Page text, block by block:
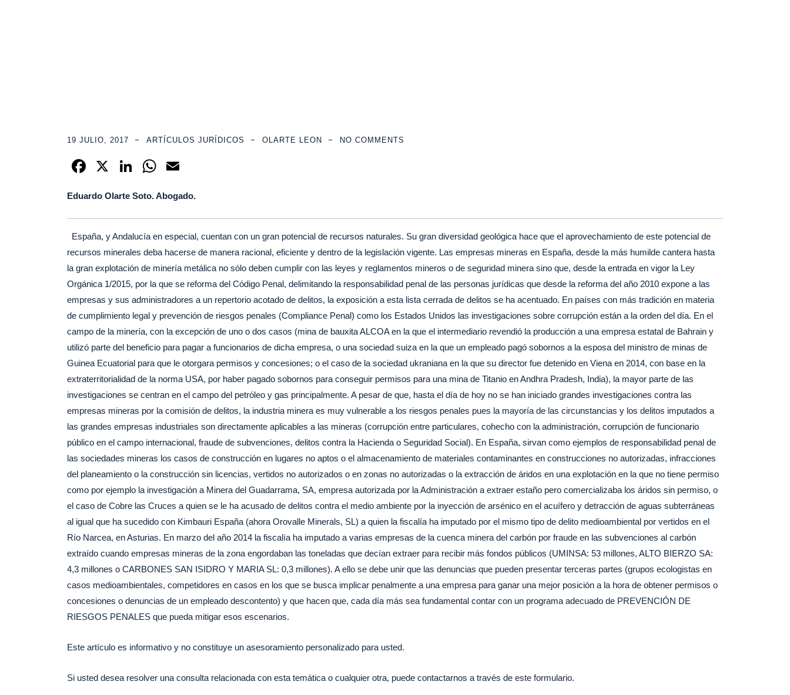
19 JULIO, 2017 ARTÍCULOS JURÍDICOS OLARTE LEON NO COMMENTS
F
c
e
b
o
o
k
X
Li
k
e
dI
n
W
at
s
A
p
p
ail
Eduardo Olarte Soto. Abogado.
España, y Andalucía en especial, cuentan con un gran potencial de recursos naturales. Su gran diversidad geológica hace que el aprovechamiento de este potencial de
recursos minerales deba hacerse de manera racional, eficiente y dentro de la legislación vigente. Las empresas mineras en España, desde la más humilde cantera hasta
la gran explotación de minería metálica no sólo deben cumplir con las leyes y reglamentos mineros o de seguridad minera sino que, desde la entrada en vigor la Ley
Orgánica 1/2015, por la que se reforma del Código Penal, delimitando la responsabilidad penal de las personas jurídicas que desde la reforma del año 2010 expone a las
empresas y sus administradores a un repertorio acotado de delitos, la exposición a esta lista cerrada de delitos se ha acentuado. En países con más tradición en materia
de cumplimiento legal y prevención de riesgos penales (Compliance Penal) como los Estados Unidos las investigaciones sobre corrupción están a la orden del día. En el
campo de la minería, con la excepción de uno o dos casos (mina de bauxita ALCOA en la que el intermediario revendió la producción a una empresa estatal de Bahrain y
utilizó parte del beneficio para pagar a funcionarios de dicha empresa, o una sociedad suiza en la que un empleado pagó sobornos a la esposa del ministro de minas de
Guinea Ecuatorial para que le otorgara permisos y concesiones; o el caso de la sociedad ukraniana en la que su director fue detenido en Viena en 2014, con base en la
extraterritorialidad de la norma USA, por haber pagado sobornos para conseguir permisos para una mina de Titanio en Andhra Pradesh, India), la mayor parte de las
investigaciones se centran en el campo del petróleo y gas principalmente. A pesar de que, hasta el día de hoy no se han iniciado grandes investigaciones contra las
empresas mineras por la comisión de delitos, la industria minera es muy vulnerable a los riesgos penales pues la mayoría de las circunstancias y los delitos imputados a
las grandes empresas industriales son directamente aplicables a las mineras (corrupción entre particulares, cohecho con la administración, corrupción de funcionario
público en el campo internacional, fraude de subvenciones, delitos contra la Hacienda o Seguridad Social). En España, sirvan como ejemplos de responsabilidad penal de
las sociedades mineras los casos de construcción en lugares no aptos o el almacenamiento de materiales contaminantes en construcciones no autorizadas, infracciones
del planeamiento o la construcción sin licencias, vertidos no autorizados o en zonas no autorizadas o la extracción de áridos en una explotación en la que no tiene permiso
como por ejemplo la investigación a Minera del Guadarrama, SA, empresa autorizada por la Administración a extraer estaño pero comercializaba los áridos sin permiso, o
el caso de Cobre las Cruces a quien se le ha acusado de delitos contra el medio ambiente por la inyección de arsénico en el acuífero y detracción de aguas subterráneas
al igual que ha sucedido con Kimbauri España (ahora Orovalle Minerals, SL) a quien la fiscalía ha imputado por el mismo tipo de delito medioambiental por vertidos en el
Río Narcea, en Asturias. En marzo del año 2014 la fiscalía ha imputado a varias empresas de la cuenca minera del carbón por fraude en las subvenciones al carbón
extraído cuando empresas mineras de la zona engordaban las toneladas que decían extraer para recibir más fondos públicos (UMINSA: 53 millones, ALTO BIERZO SA:
4,3 millones o CARBONES SAN ISIDRO Y MARIA SL: 0,3 millones). A ello se debe unir que las denuncias que pueden presentar terceras partes (grupos ecologistas en
casos medioambientales, competidores en casos en los que se busca implicar penalmente a una empresa para ganar una mejor posición a la hora de obtener permisos o
concesiones o denuncias de un empleado descontento) y que hacen que, cada día más sea fundamental contar con un programa adecuado de PREVENCIÓN DE
RIESGOS PENALES que pueda mitigar esos escenarios.
Este artículo es informativo y no constituye un asesoramiento personalizado para usted.
Si usted desea resolver una consulta relacionada con esta temática o cualquier otra, puede contactarnos a través de este formulario.